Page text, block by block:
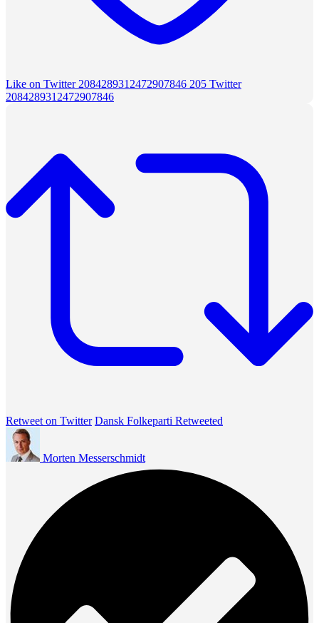
Like on Twitter 2084289312472907846 205 Twitter
2084289312472907846
Retweet on Twitter Dansk Folkeparti Retweeted
Morten Messerschmidt